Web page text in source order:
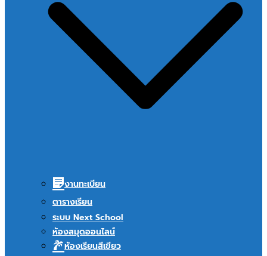
งานทะเบียน
ตารางเรียน
ระบบ Next School
ห้องสมุดออนไลน์
ห้องเรียนสีเขียว